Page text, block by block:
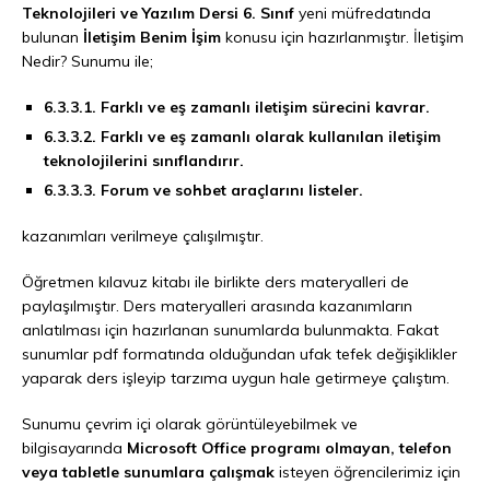
Teknolojileri ve Yazılım Dersi 6. Sınıf yeni müfredatında
bulunan İletişim Benim İşim konusu için hazırlanmıştır. İletişim
Nedir? Sunumu ile;
6.3.3.1. Farklı ve eş zamanlı iletişim sürecini kavrar.
6.3.3.2. Farklı ve eş zamanlı olarak kullanılan iletişim
teknolojilerini sınıflandırır.
6.3.3.3. Forum ve sohbet araçlarını listeler.
kazanımları verilmeye çalışılmıştır.
Öğretmen kılavuz kitabı ile birlikte ders materyalleri de
paylaşılmıştır. Ders materyalleri arasında kazanımların
anlatılması için hazırlanan sunumlarda bulunmakta. Fakat
sunumlar pdf formatında olduğundan ufak tefek değişiklikler
yaparak ders işleyip tarzıma uygun hale getirmeye çalıştım.
Sunumu çevrim içi olarak görüntüleyebilmek ve
bilgisayarında Microsoft Office programı olmayan, telefon
veya tabletle sunumlara çalışmak isteyen öğrencilerimiz için